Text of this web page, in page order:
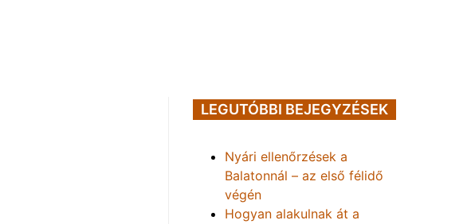
LEGUTÓBBI BEJEGYZÉSEK
Nyári ellenőrzések a
Balatonnál – az első félidő
végén
Hogyan alakulnak át a